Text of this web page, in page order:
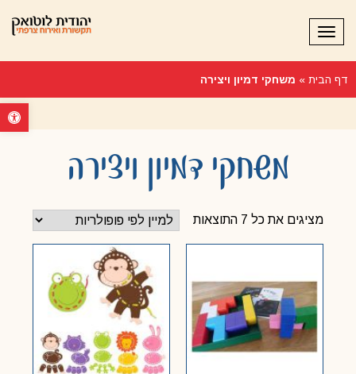
פתח
תפריט
דף הבית » משחקי דמיון ויצירה
משחקי דמיון ויצירה
מציגים את כל ⁦7⁩ התוצאות